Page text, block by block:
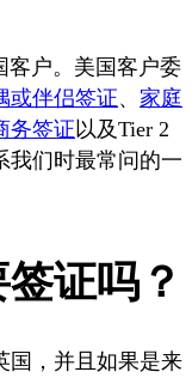
客户。美国客户委
或伴侣签证、 家庭
务签证 以及Tier 2
我们时最常问的一
证吗？
国，并且如果是来